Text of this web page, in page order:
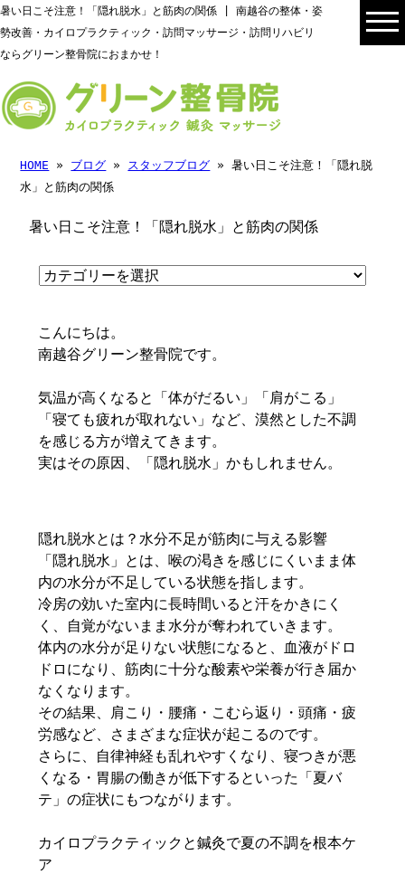
暑い日こそ注意！「隠れ脱水」と筋肉の関係 | 南越谷の整体・姿
勢改善・カイロプラクティック・訪問マッサージ・訪問リハビリ
ならグリーン整骨院におまかせ！
HOME » ブログ » スタッフブログ » 暑い日こそ注意！「隠れ脱
水」と筋肉の関係
暑い日こそ注意！「隠れ脱水」と筋肉の関係
こんにちは。
南越谷グリーン整骨院です。
気温が高くなると「体がだるい」「肩がこる」
「寝ても疲れが取れない」など、漠然とした不調
を感じる方が増えてきます。
実はその原因、「隠れ脱水」かもしれません。
隠れ脱水とは？水分不足が筋肉に与える影響
「隠れ脱水」とは、喉の渇きを感じにくいまま体
内の水分が不足している状態を指します。
冷房の効いた室内に長時間いると汗をかきにく
く、自覚がないまま水分が奪われていきます。
体内の水分が足りない状態になると、血液がドロ
ドロになり、筋肉に十分な酸素や栄養が行き届か
なくなります。
その結果、肩こり・腰痛・こむら返り・頭痛・疲
労感など、さまざまな症状が起こるのです。
さらに、自律神経も乱れやすくなり、寝つきが悪
くなる・胃腸の働きが低下するといった「夏バ
テ」の症状にもつながります。
カイロプラクティックと鍼灸で夏の不調を根本ケ
ア